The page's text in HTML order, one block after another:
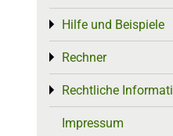
Hilfe und Beispiele
Toggle menu
Rechner
Toggle menu
Rechtliche
Toggle menu
Impressum